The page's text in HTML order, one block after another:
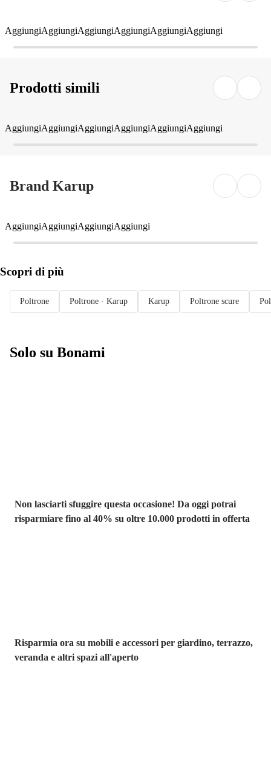
AggiungiAggiungiAggiungiAggiungiAggiungiAggiungi
Prodotti simili
AggiungiAggiungiAggiungiAggiungiAggiungiAggiungi
Brand Karup
AggiungiAggiungiAggiungiAggiungi
Scopri di più
Poltrone Poltrone · Karup Karup Poltrone scure
Solo su Bonami
Non lasciarti sfuggire questa occasione! Da oggi potrai
risparmiare fino al 40% su oltre 10.000 prodotti in offerta
Risparmia ora su mobili e accessori per giardino, terrazzo,
veranda e altri spazi all'aperto